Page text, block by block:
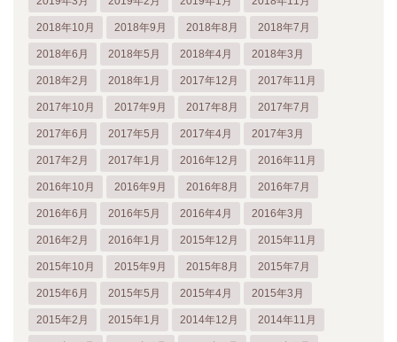
2018年10月 2018年9月 2018年8月 2018年7月
2018年6月 2018年5月 2018年4月 2018年3月
2018年2月 2018年1月 2017年12月 2017年11月
2017年10月 2017年9月 2017年8月 2017年7月
2017年6月 2017年5月 2017年4月 2017年3月
2017年2月 2017年1月 2016年12月 2016年11月
2016年10月 2016年9月 2016年8月 2016年7月
2016年6月 2016年5月 2016年4月 2016年3月
2016年2月 2016年1月 2015年12月 2015年11月
2015年10月 2015年9月 2015年8月 2015年7月
2015年6月 2015年5月 2015年4月 2015年3月
2015年2月 2015年1月 2014年12月 2014年11月